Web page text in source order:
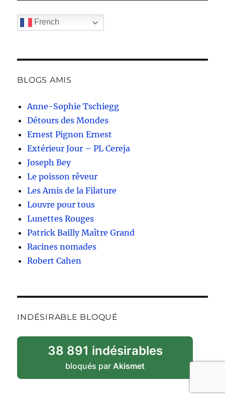
French
BLOGS AMIS
Anne-Sophie Tschiegg
Détours des Mondes
Ernest Pignon Ernest
Extérieur Jour – PL Cereja
Joseph Bey
Le poisson rêveur
Les Amis de la Filature
Louvre pour tous
Lunettes Rouges
Patrick Bailly Maître Grand
Racines nomades
Robert Cahen
INDÉSIRABLE BLOQUÉ
38 891 indésirables
bloqués parAkismet